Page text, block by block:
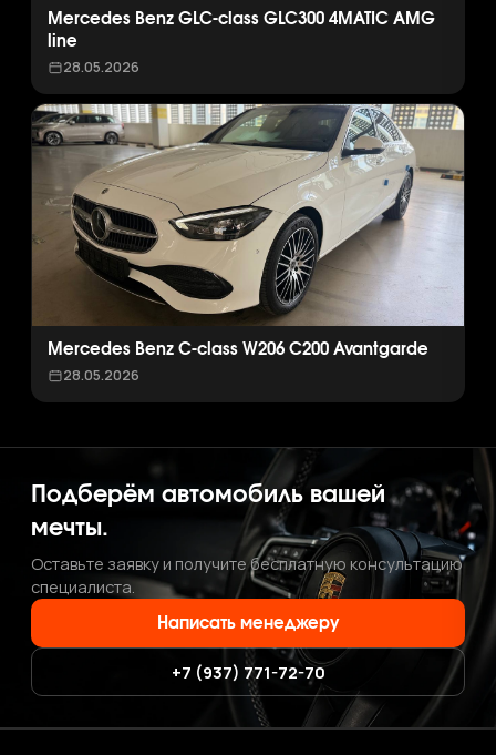
Mercedes Benz GLC-class GLC300 4MATIC AMG
line
28.05.2026
Mercedes Benz C-class W206 C200 Avantgarde
28.05.2026
Подберём автомобиль вашей
мечты.
Оставьте заявку и получите бесплатную консультацию
специалиста.
Написать менеджеру
+7 (937) 771-72-70